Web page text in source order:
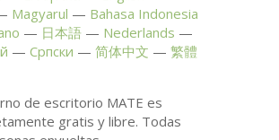
Magyarul
Bahasa Indonesia
日本語
Nederlands
Српски 简体中文
繁體
de escritorio MATE es
gratis y libre. Todas